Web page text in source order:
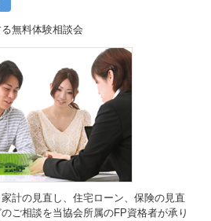
無料体験相談会
計の見直し、住宅ローン、保険の見直
ご相談を当協会所属のFP資格者が承り